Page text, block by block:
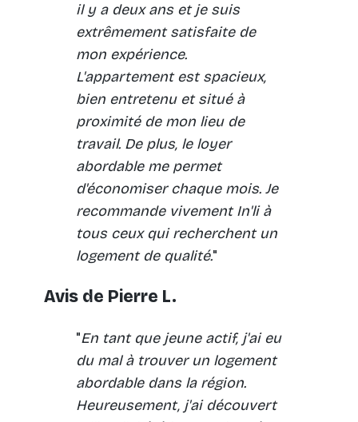
il y a deux ans et je suis
extrêmement satisfaite de
mon expérience.
L'appartement est spacieux,
bien entretenu et situé à
proximité de mon lieu de
travail. De plus, le loyer
abordable me permet
d'économiser chaque mois. Je
recommande vivement In'li à
tous ceux qui recherchent un
logement de qualité."
Avis de Pierre L.
"En tant que jeune actif, j'ai eu
du mal à trouver un logement
abordable dans la région.
Heureusement, j'ai découvert